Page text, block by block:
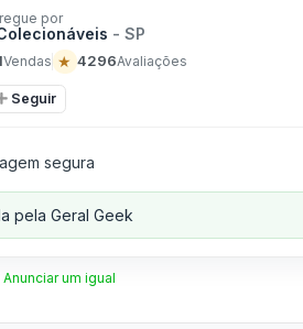
por
- SP
Vendas ★ 4296Avaliações
Seguir
segura
pela Geral Geek
Anunciar um igual